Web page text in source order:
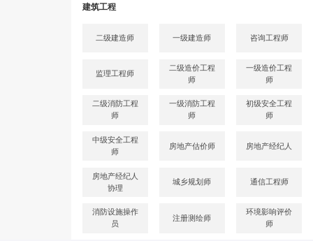
建筑工程
二级建造师 一级建造师 咨询工程师
监理工程师
二级造价工程
师
一级造价工程
师
二级消防工程
师
一级消防工程
师
初级安全工程
师
中级安全工程
师
房地产估价师 房地产经纪人
房地产经纪人
协理
城乡规划师 通信工程师
消防设施操作
员
注册测绘师
环境影响评价
师